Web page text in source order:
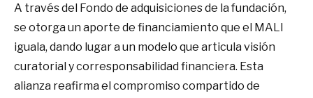
A través del Fondo de adquisiciones de la fundación,
se otorga un aporte de financiamiento que el MALI
iguala, dando lugar a un modelo que articula visión
curatorial y corresponsabilidad financiera. Esta
alianza reafirma el compromiso compartido de